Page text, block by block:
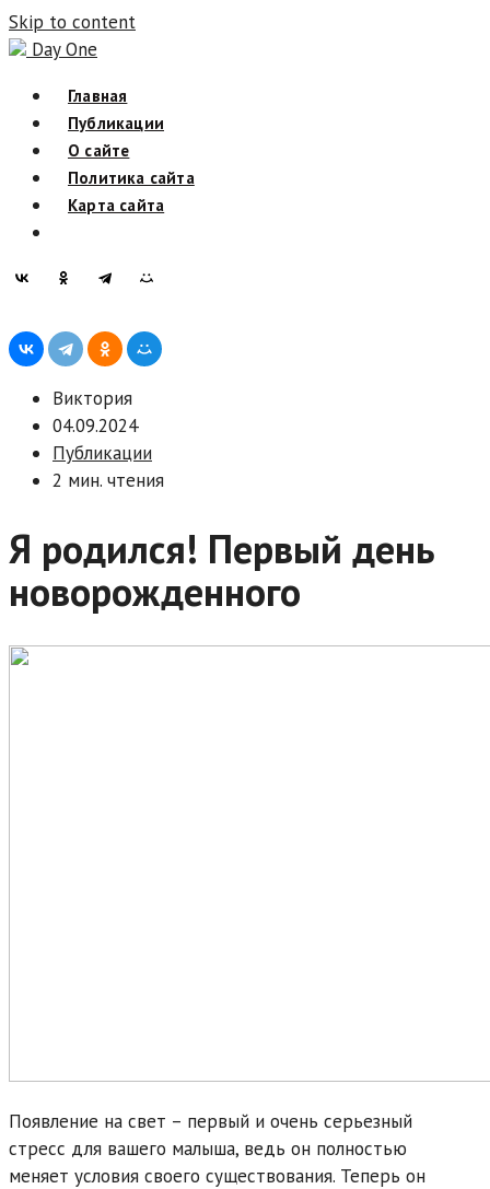
Skip to content
Day One
Главная
Публикации
О сайте
Политика сайта
Карта сайта
Виктория
04.09.2024
Публикации
2 мин. чтения
Я родился! Первый день
новорожденного
Появление на свет – первый и очень серьезный
стресс для вашего малыша, ведь он полностью
меняет условия своего существования. Теперь он